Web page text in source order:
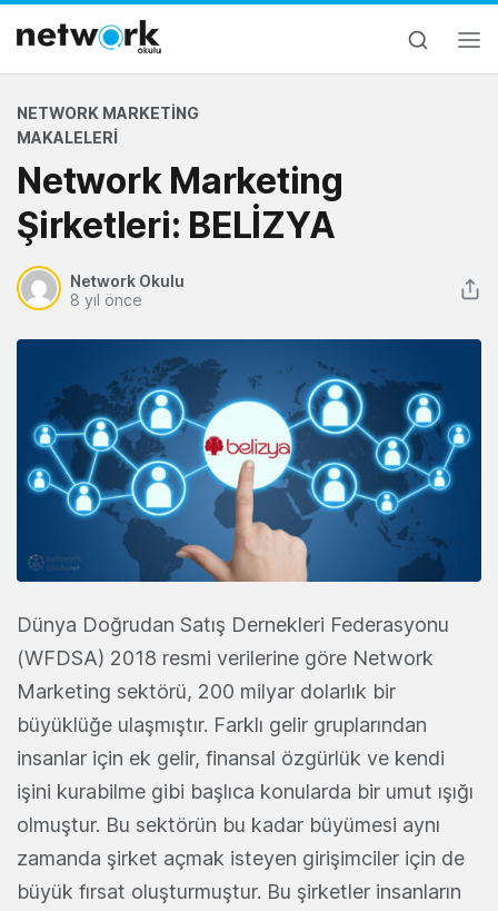
NETWORK MARKETING
MAKALELERI
Network Marketing
Şirketleri: BELİZYA
Network Okulu
8 yıl önce
Dünya Doğrudan Satış Dernekleri Federasyonu
(WFDSA) 2018 resmi verilerine göre Network
Marketing sektörü, 200 milyar dolarlık bir
büyüklüğe ulaşmıştır. Farklı gelir gruplarından
insanlar için ek gelir, finansal özgürlük ve kendi
işini kurabilme gibi başlıca konularda bir umut ışığı
olmuştur. Bu sektörün bu kadar büyümesi aynı
zamanda şirket açmak isteyen girişimciler için de
büyük fırsat oluşturmuştur. Bu şirketler insanların